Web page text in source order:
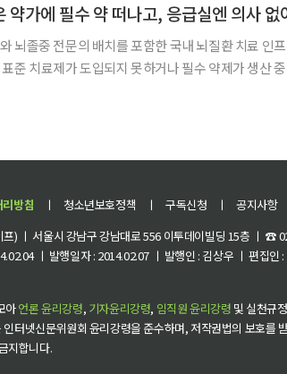
약가에 필수 약 떠나고, 응급실엔 의사 없
뇌졸중 전문의 배치를 포함한 국내 뇌질환 치료 인
준 치료제가 도입되지 못하거나 필수 약제가 생산
방침 ㅣ 청소년보호정책 ㅣ 구독신청 ㅣ 공지사항
) ㅣ 서울시 강남구 강남대로 556 이투데이빌딩 15층 ㅣ ☎
ㅣ 발행일자 : 2014.02.07 ㅣ 발행인 : 김상우 ㅣ 편집인
아언론 윤리강령, 기자윤리강령, 임직원 윤리강령 및 실천규
터넷신문위원회 윤리강령을 준수하며, 저작권법의 보호를
지합니다.